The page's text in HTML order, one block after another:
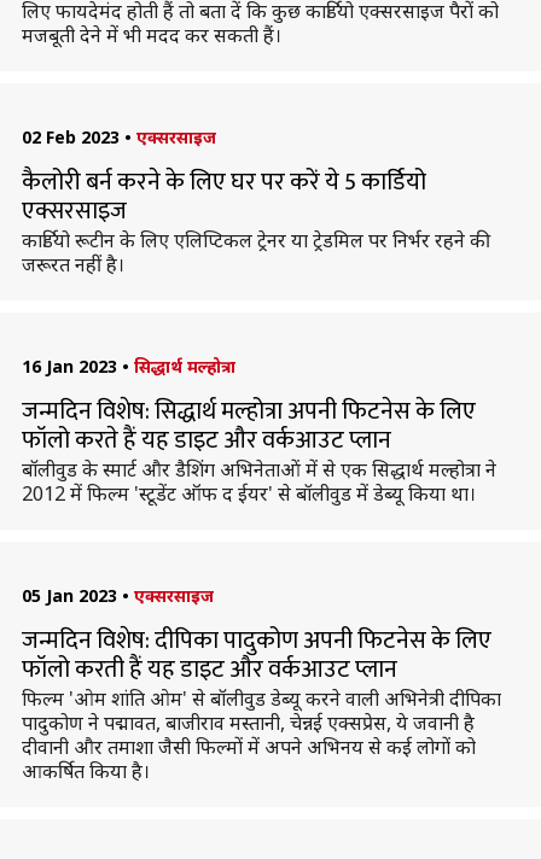
लिए फायदेमंद होती हैं तो बता दें कि कुछ कार्डियो एक्सरसाइज पैरों को
मजबूती देने में भी मदद कर सकती हैं।
02 Feb 2023 • एक्सरसाइज
कैलोरी बर्न करने के लिए घर पर करें ये 5 कार्डियो
एक्सरसाइज
कार्डियो रूटीन के लिए एलिप्टिकल ट्रेनर या ट्रेडमिल पर निर्भर रहने की
जरूरत नहीं है।
16 Jan 2023 • सिद्धार्थ मल्होत्रा
जन्मदिन विशेष: सिद्धार्थ मल्होत्रा अपनी फिटनेस के लिए
फॉलो करते हैं यह डाइट और वर्कआउट प्लान
बॉलीवुड के स्मार्ट और डैशिंग अभिनेताओं में से एक सिद्धार्थ मल्होत्रा ने
2012 में फिल्म 'स्टूडेंट ऑफ द ईयर' से बॉलीवुड में डेब्यू किया था।
05 Jan 2023 • एक्सरसाइज
जन्मदिन विशेष: दीपिका पादुकोण अपनी फिटनेस के लिए
फॉलो करती हैं यह डाइट और वर्कआउट प्लान
फिल्म 'ओम शांति ओम' से बॉलीवुड डेब्यू करने वाली अभिनेत्री दीपिका
पादुकोण ने पद्मावत, बाजीराव मस्तानी, चेन्नई एक्सप्रेस, ये जवानी है
दीवानी और तमाशा जैसी फिल्मों में अपने अभिनय से कई लोगों को
आकर्षित किया है।